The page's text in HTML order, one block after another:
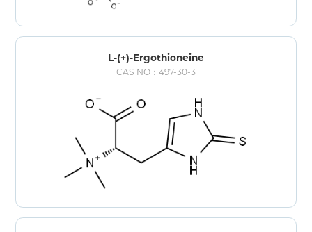
L-(+)-Ergothioneine
CAS NO：497-30-3